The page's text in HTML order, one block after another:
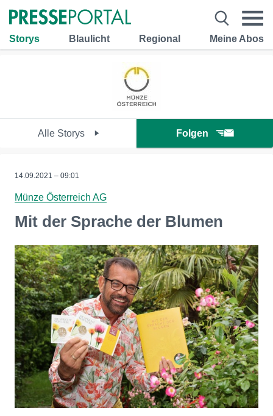
Storys Blaulicht Regional Meine Abos
Alle Storys Folgen
14.09.2021 – 09:01
Münze Österreich AG
Mit der Sprache der Blumen